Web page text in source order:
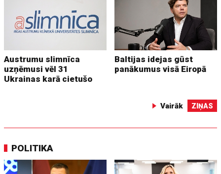
Austrumu slimnīca
uzņēmusi vēl 31
Ukrainas karā cietušo
Baltijas idejas gūst
panākumus visā Eiropā
Vairāk ZIŅAS
POLITIKA